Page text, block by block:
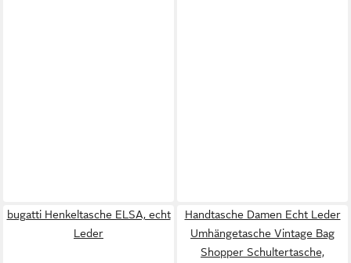
bugatti Henkeltasche ELSA, echt
Leder
Handtasche Damen Echt Leder
Umhängetasche Vintage Bag
Shopper Schultertasche,